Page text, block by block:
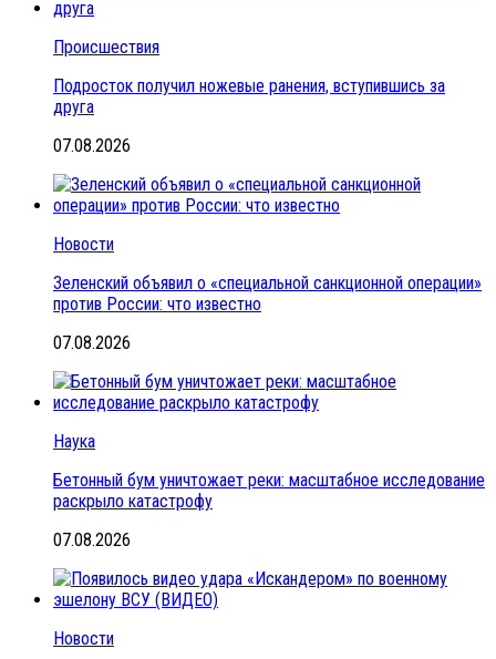
Происшествия
Подросток получил ножевые ранения, вступившись за
друга
07.08.2026
Новости
Зеленский объявил о «специальной санкционной операции»
против России: что известно
07.08.2026
Наука
Бетонный бум уничтожает реки: масштабное исследование
раскрыло катастрофу
07.08.2026
Новости